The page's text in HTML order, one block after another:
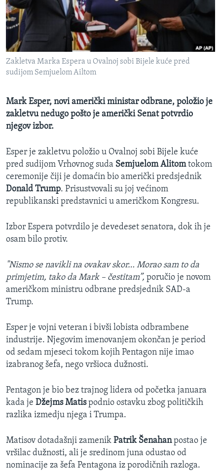
MAGAZIN
O GLASU AMERIKE
Learning English
PRATITE NAS
Jezici
Zakletva Marka Espera u Ovalnoj sobi Bijele kuće pred
sudijom Semjuelom Ailtom
Mark Esper, novi američki ministar odbrane, položio je
zakletvu nedugo pošto je američki Senat potvrdio
njegov izbor.
Esper je zakletvu položio u Ovalnoj sobi Bijele kuće
pred sudijom Vrhovnog suda Semjuelom Alitomtokom
ceremonije čiji je domaćin bio američki predsjednik
Donald Trump. Prisustvovali su joj većinom
republikanski predstavnici u američkom Kongresu.
Izbor Espera potvrdilo je devedeset senatora, dok ih je
osam bilo protiv.
"Nismo se navikli na ovakav skor… Morao sam to da
primjetim, tako da Mark – čestitam”, poručio je novom
američkom ministru odbrane predsjednik SAD-a
Trump.
Esper je vojni veteran i bivši lobista odbrambene
industrije. Njegovim imenovanjem okončan je period
od sedam mjeseci tokom kojih Pentagon nije imao
izabranog šefa, nego vršioca dužnosti.
Pentagon je bio bez trajnog lidera od početka januara
kada je Džejms Matispodnio ostavku zbog političkih
razlika izmedju njega i Trumpa.
Matisov dotadašnji zamenik Patrik Šenahanpostao je
vršilac dužnosti, ali je sredinom juna odustao od
nominacije za šefa Pentagona iz porodičnih razloga.